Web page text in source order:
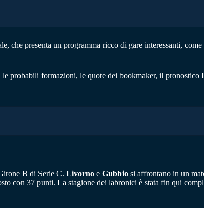
che presenta un programma ricco di gare interessanti,
le probabili formazioni, le quote dei bookmaker, il pronostico
B di Serie C. Livorno e Gubbio si affrontano in un
con 37 punti. La stagione dei labronici è stata fin qui